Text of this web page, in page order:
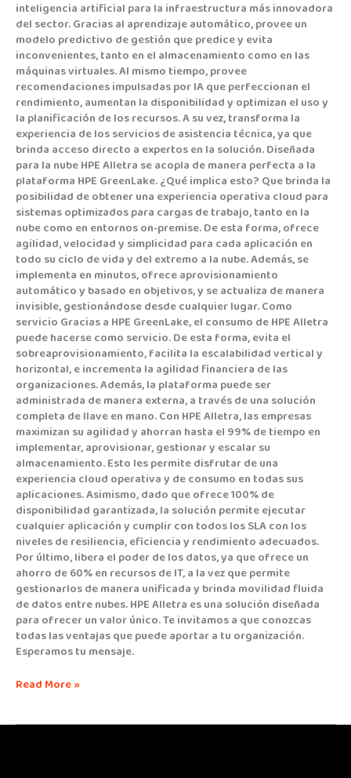
inteligencia artificial para la infraestructura más innovadora
del sector. Gracias al aprendizaje automático, provee un
modelo predictivo de gestión que predice y evita
inconvenientes, tanto en el almacenamiento como en las
máquinas virtuales. Al mismo tiempo, provee
recomendaciones impulsadas por IA que perfeccionan el
rendimiento, aumentan la disponibilidad y optimizan el uso y
la planificación de los recursos. A su vez, transforma la
experiencia de los servicios de asistencia técnica, ya que
brinda acceso directo a expertos en la solución. Diseñada
para la nube HPE Alletra se acopla de manera perfecta a la
plataforma HPE GreenLake. ¿Qué implica esto? Que brinda la
posibilidad de obtener una experiencia operativa cloud para
sistemas optimizados para cargas de trabajo, tanto en la
nube como en entornos on-premise. De esta forma, ofrece
agilidad, velocidad y simplicidad para cada aplicación en
todo su ciclo de vida y del extremo a la nube. Además, se
implementa en minutos, ofrece aprovisionamiento
automático y basado en objetivos, y se actualiza de manera
invisible, gestionándose desde cualquier lugar. Como
servicio Gracias a HPE GreenLake, el consumo de HPE Alletra
puede hacerse como servicio. De esta forma, evita el
sobreaprovisionamiento, facilita la escalabilidad vertical y
horizontal, e incrementa la agilidad financiera de las
organizaciones. Además, la plataforma puede ser
administrada de manera externa, a través de una solución
completa de llave en mano. Con HPE Alletra, las empresas
maximizan su agilidad y ahorran hasta el 99% de tiempo en
implementar, aprovisionar, gestionar y escalar su
almacenamiento. Esto les permite disfrutar de una
experiencia cloud operativa y de consumo en todas sus
aplicaciones. Asimismo, dado que ofrece 100% de
disponibilidad garantizada, la solución permite ejecutar
cualquier aplicación y cumplir con todos los SLA con los
niveles de resiliencia, eficiencia y rendimiento adecuados.
Por último, libera el poder de los datos, ya que ofrece un
ahorro de 60% en recursos de IT, a la vez que permite
gestionarlos de manera unificada y brinda movilidad fluida
de datos entre nubes. HPE Alletra es una solución diseñada
para ofrecer un valor único. Te invitamos a que conozcas
todas las ventajas que puede aportar a tu organización.
Esperamos tu mensaje.
Read More »